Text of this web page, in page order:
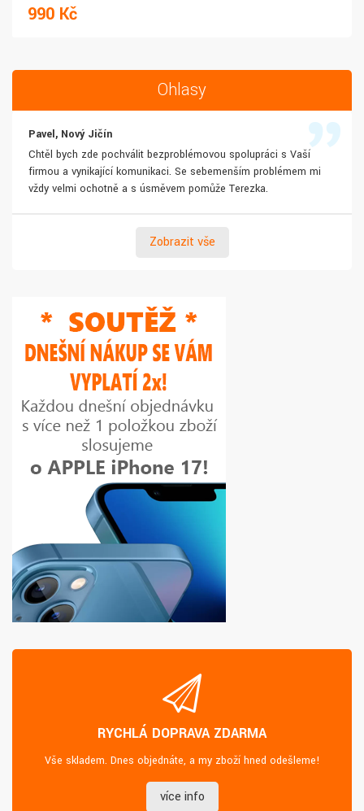
990 Kč
Ohlasy
Pavel, Nový Jičín
Chtěl bych zde pochválit bezproblémovou spolupráci s Vaší
firmou a vynikající komunikaci. Se sebemenším problémem mi
vždy velmi ochotně a s úsměvem pomůže Terezka.
Zobrazit vše
RYCHLÁ DOPRAVA ZDARMA
Vše skladem. Dnes objednáte, a my zboží hned odešleme!
více info